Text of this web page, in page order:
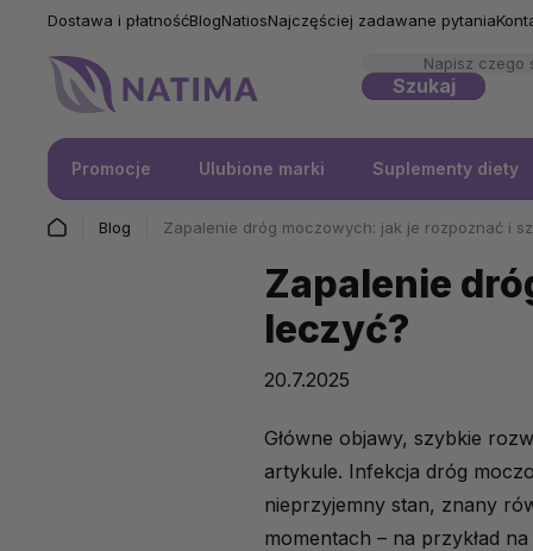
Dostawa i płatnośćBlogNatiosNajczęściej zadawane pytania
Szukaj
Promocje Ulubione marki Suplementy diety
Blog Zapalenie dróg moczowych: jak je rozpoznać i
Zapalenie
leczyć?
20.7.2025
Główne objawy, szybkie
artykule. Infekcja dróg
nieprzyjemny stan, znany
momentach – na przykład